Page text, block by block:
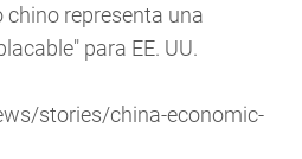
chino representa una
para EE. UU.
stories/china-economic-